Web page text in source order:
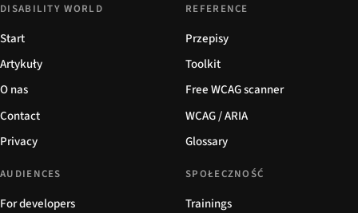
DISABILITY WORLD
Start
Artykuły
O nas
Contact
Privacy
REFERENCE
Przepisy
Toolkit
Free WCAG scanner
WCAG / ARIA
Glossary
AUDIENCES
For developers
SPOŁECZNOŚĆ
Trainings